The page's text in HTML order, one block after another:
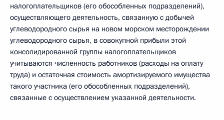
налогоплательщиков (его обособленных подразделений),
осуществляющего деятельность, связанную с добычей
углеводородного сырья на новом морском месторождении
углеводородного сырья, в совокупной прибыли этой
консолидированной группы налогоплательщиков
учитываются численность работников (расходы на оплату
труда) и остаточная стоимость амортизируемого имущества
такого участника (его обособленных подразделений),
связанные с осуществлением указанной деятельности.